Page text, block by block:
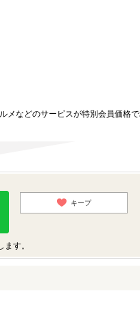
メなどのサービスが特別会員価格で
キープ
す。